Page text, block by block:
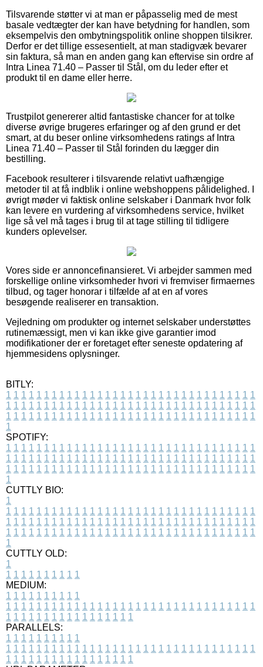
Tilsvarende støtter vi at man er påpasselig med de mest
basale vedtægter der kan have betydning for handlen, som
eksempelvis den ombytningspolitik online shoppen tilsikrer.
Derfor er det tillige essesentielt, at man stadigvæk bevarer
sin faktura, så man en anden gang kan eftervise sin ordre af
Intra Linea 71.40 – Passer til Stål, om du leder efter et
produkt til en dame eller herre.
Trustpilot genererer altid fantastiske chancer for at tolke
diverse øvrige brugeres erfaringer og af den grund er det
smart, at du beser online virksomhedens ratings af Intra
Linea 71.40 – Passer til Stål forinden du lægger din
bestilling.
Facebook resulterer i tilsvarende relativt uafhængige
metoder til at få indblik i online webshoppens pålidelighed. I
øvrigt møder vi faktisk online selskaber i Danmark hvor folk
kan levere en vurdering af virksomhedens service, hvilket
lige så vel må tages i brug til at tage stilling til tidligere
kunders oplevelser.
Vores side er annoncefinansieret. Vi arbejder sammen med
forskellige online virksomheder hvori vi fremviser firmaernes
tilbud, og tager honorar i tilfælde af at en af vores
besøgende realiserer en transaktion.
Vejledning om produkter og internet selskaber understøttes
rutinemæssigt, men vi kan ikke give garantier imod
modifikationer der er foretaget efter seneste opdatering af
hjemmesidens oplysninger.
BITLY:
1 1 1 1 1 1 1 1 1 1 1 1 1 1 1 1 1 1 1 1 1 1 1 1 1 1 1 1 1 1 1 1 1
1 1 1 1 1 1 1 1 1 1 1 1 1 1 1 1 1 1 1 1 1 1 1 1 1 1 1 1 1 1 1 1 1
1 1 1 1 1 1 1 1 1 1 1 1 1 1 1 1 1 1 1 1 1 1 1 1 1 1 1 1 1 1 1 1 1
1
SPOTIFY:
1 1 1 1 1 1 1 1 1 1 1 1 1 1 1 1 1 1 1 1 1 1 1 1 1 1 1 1 1 1 1 1 1
1 1 1 1 1 1 1 1 1 1 1 1 1 1 1 1 1 1 1 1 1 1 1 1 1 1 1 1 1 1 1 1 1
1 1 1 1 1 1 1 1 1 1 1 1 1 1 1 1 1 1 1 1 1 1 1 1 1 1 1 1 1 1 1 1 1
1
CUTTLY BIO:
1
1 1 1 1 1 1 1 1 1 1 1 1 1 1 1 1 1 1 1 1 1 1 1 1 1 1 1 1 1 1 1 1 1
1 1 1 1 1 1 1 1 1 1 1 1 1 1 1 1 1 1 1 1 1 1 1 1 1 1 1 1 1 1 1 1 1
1 1 1 1 1 1 1 1 1 1 1 1 1 1 1 1 1 1 1 1 1 1 1 1 1 1 1 1 1 1 1 1 1
1
CUTTLY OLD:
1
1 1 1 1 1 1 1 1 1 1
MEDIUM:
1 1 1 1 1 1 1 1 1 1
1 1 1 1 1 1 1 1 1 1 1 1 1 1 1 1 1 1 1 1 1 1 1 1 1 1 1 1 1 1 1 1 1
1 1 1 1 1 1 1 1 1 1 1 1 1 1 1 1 1
PARALLELS:
1 1 1 1 1 1 1 1 1 1
1 1 1 1 1 1 1 1 1 1 1 1 1 1 1 1 1 1 1 1 1 1 1 1 1 1 1 1 1 1 1 1 1
1 1 1 1 1 1 1 1 1 1 1 1 1 1 1 1 1